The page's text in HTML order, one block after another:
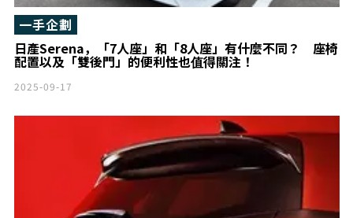
日產Serena，「7人座」和「8人座」有什麼不同？ 座椅
配置以及「雙後門」的便利性也值得關注！
一手企劃
2025-09-17